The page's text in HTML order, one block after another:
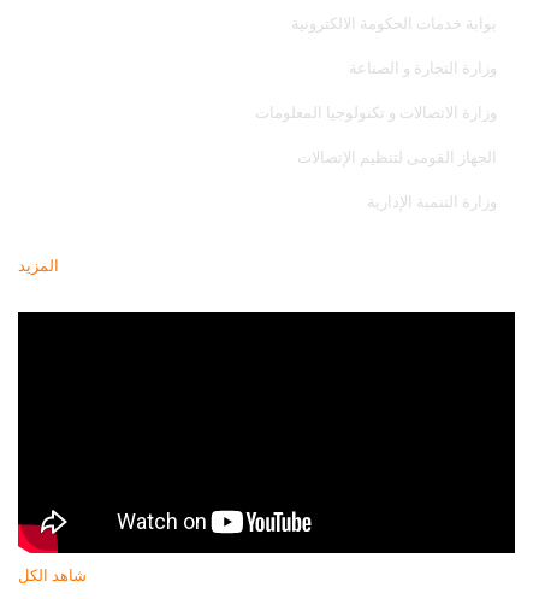
بوابة خدمات الحكومة الالكترونية
وزارة التجارة و الصناعة
وزارة الاتصالات و تكنولوجيا المعلومات
الجهاز القومى لتنظيم الإتصالات
وزارة التنمية الإدارية
المزيد
شاهد الكل